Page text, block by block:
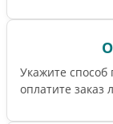
Укажите способ
оплатите